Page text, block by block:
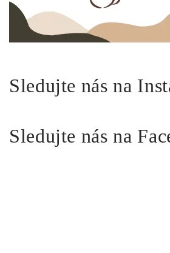
Sledujte nás na
Sledujte nás na